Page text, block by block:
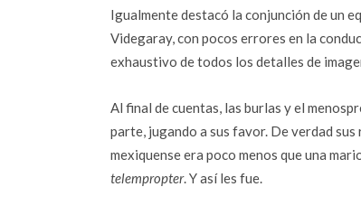
Igualmente destacó la conjunción de un
Videgaray, con pocos errores en la
exhaustivo de todos los detalles de
Al final de cuentas, las burlas y el
parte, jugando a sus favor. De verdad
mexiquense era poco menos que una
telempropter. Y así les fue.